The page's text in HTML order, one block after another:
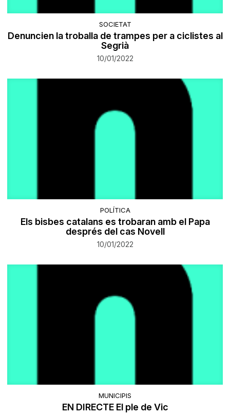
SOCIETAT
Denuncien la troballa de trampes per a ciclistes al
Segrià
10/01/2022
POLÍTICA
Els bisbes catalans es trobaran amb el Papa
després del cas Novell
10/01/2022
MUNICIPIS
EN DIRECTE El ple de Vic